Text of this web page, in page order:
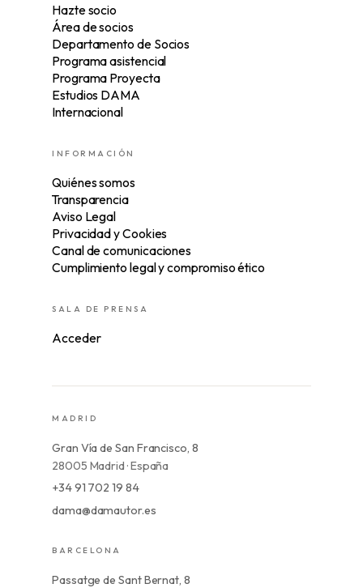
Hazte socio
Área de socios
Departamento de Socios
Programa asistencial
Programa Proyecta
Estudios DAMA
Internacional
INFORMACIÓN
Quiénes somos
Transparencia
Aviso Legal
Privacidad y Cookies
Canal de comunicaciones
Cumplimiento legal y compromiso ético
SALA DE PRENSA
Acceder
MADRID
Gran Vía de San Francisco, 8
28005 Madrid · España
+34 91 702 19 84
dama@damautor.es
BARCELONA
Passatge de Sant Bernat, 8